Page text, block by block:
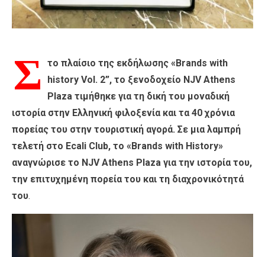
Σ
το πλαίσιο της εκδήλωσης «Brands with
history Vol. 2”, το ξενοδοχείο NJV Athens
Plaza τιμήθηκε για τη δική του μοναδική
ιστορία στην Ελληνική φιλοξενία και τα 40 χρόνια
πορείας του στην τουριστική αγορά. Σε μια λαμπρή
τελετή στο Ecali Club, το «Brands with History»
αναγνώρισε το NJV Athens Plaza για την ιστορία του,
την επιτυχημένη πορεία του και τη διαχρονικότητά
του.